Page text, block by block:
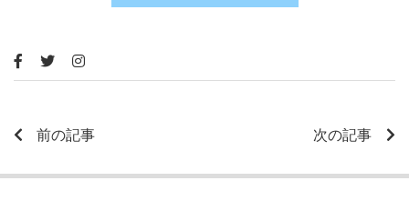
前の記事 次の記事